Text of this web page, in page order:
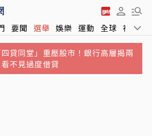
要聞 選舉 娛樂 運動 全球 社會
貸同堂」重壓股市！銀行高層揭兩
不見過度借貸